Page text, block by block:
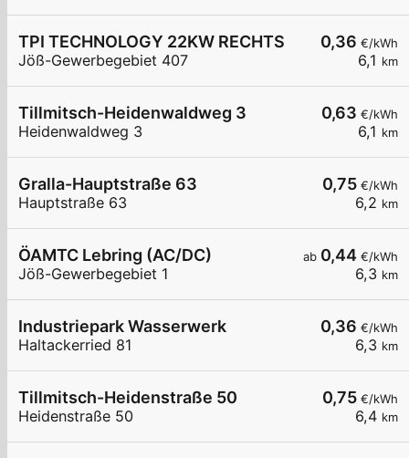
0,36 €/kWh
6,1 km
TPI TECHNOLOGY 22KW RECHTS
Jöß-Gewerbegebiet 407
0,63 €/kWh
6,1 km
Tillmitsch-Heidenwaldweg 3
Heidenwaldweg 3
0,75 €/kWh
6,2 km
Gralla-Hauptstraße 63
Hauptstraße 63
ab 0,44 €/kWh
6,3 km
ÖAMTC Lebring (AC/DC)
Jöß-Gewerbegebiet 1
0,36 €/kWh
6,3 km
Industriepark Wasserwerk
Haltackerried 81
0,75 €/kWh
6,4 km
Tillmitsch-Heidenstraße 50
Heidenstraße 50